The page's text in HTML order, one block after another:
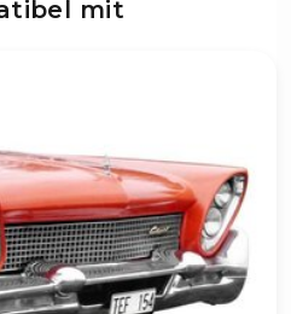
mit